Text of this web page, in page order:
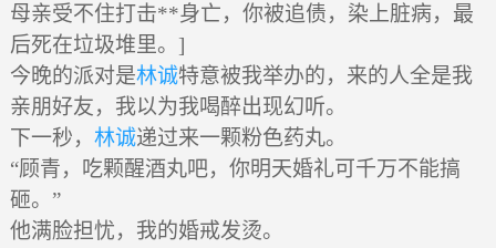
母亲受不住打击**身亡，你被追债，染上脏病，最
后死在垃圾堆里。]
今晚的派对是林诚特意被我举办的，来的人全是我
亲朋好友，我以为我喝醉出现幻听。
下一秒， 林诚递过来一颗粉色药丸。
“顾青，吃颗醒酒丸吧，你明天婚礼可千万不能搞
砸。”
他满脸担忧，我的婚戒发烫。